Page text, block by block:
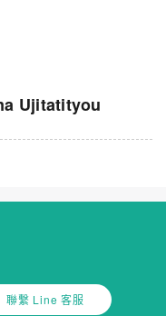
Ujitatityou
聯繫 Line 客服